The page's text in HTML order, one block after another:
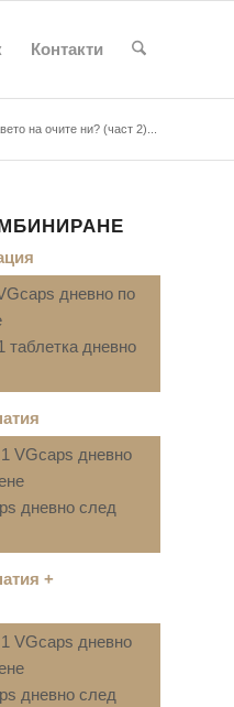
Контакти
на очите ни? (част 2)...
дневно по
таблетка дневно
VGcaps дневно
дневно след
+
VGcaps дневно
дневно след